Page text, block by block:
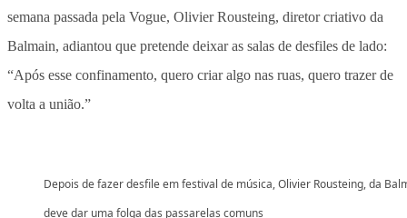
semana passada pela Vogue, Olivier Rousteing, diretor criativo da
Balmain, adiantou que pretende deixar as salas de desfiles de lado:
“Após esse confinamento, quero criar algo nas ruas, quero trazer de
volta a união.”
Depois de fazer desfile em festival de música, Olivier Rousteing, da
deve dar uma folga das passarelas comuns